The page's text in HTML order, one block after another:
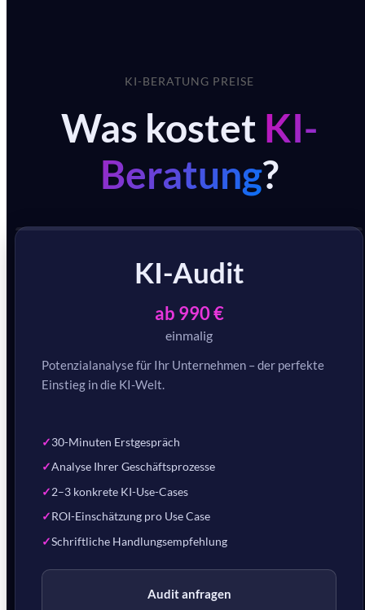
KI-BERATUNG PREISE
Was kostet KI-
Beratung?
KI-Audit
ab 990 €
einmalig
Potenzialanalyse für Ihr Unternehmen – der perfekte
Einstieg in die KI-Welt.
30-Minuten Erstgespräch
Analyse Ihrer Geschäftsprozesse
2–3 konkrete KI-Use-Cases
ROI-Einschätzung pro Use Case
Schriftliche Handlungsempfehlung
Audit anfragen